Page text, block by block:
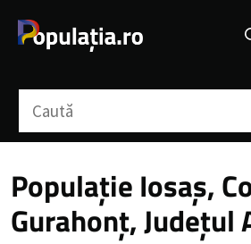
Populație Iosaș,
Gurahonț, Județul